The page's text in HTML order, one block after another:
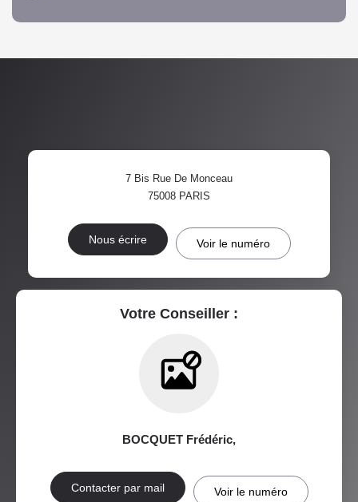
PART DES MÉNAGES SANS
VOITURE
DISTANCE DE L'AÉROPORT : SUPERFICIE :
RÉSULTATS DES LYCÉES
RESTAURANTS ET CAFÉS COMMERCES
7 Bis Rue De Monceau
75008 PARIS
Nous écrire Voir le numéro
Votre Conseiller :
BOCQUET Frédéric,
Contacter par mail Voir le numéro